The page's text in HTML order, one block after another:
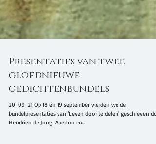
Presentaties van twee
gloednieuwe
gedichtenbundels